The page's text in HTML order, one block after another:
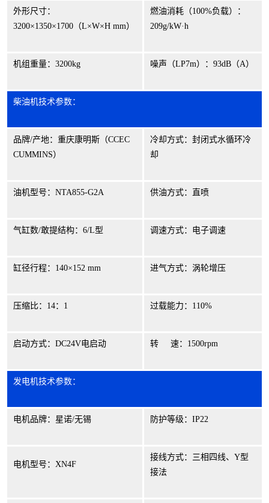
外形尺寸：
3200×1350×1700（L×W×H mm）
燃油消耗（100%负载）：
209g/kW·h
机组重量： 3200kg 噪声（LP7m）： 93dB（A）
柴油机技术参数：
品牌/产地：重庆康明斯（CCEC
CUMMINS）
冷却方式：封闭式水循环冷
却
油机型号： NTA855-G2A 供油方式：直喷
气缸数/敢提结构： 6/L型 调速方式：电子调速
缸径行程： 140×152 mm 进气方式：涡轮增压
压缩比： 14： 1 过载能力： 110%
启动方式： DC24V电启动 转 速： 1500rpm
发电机技术参数：
电机品牌：星诺/无锡 防护等级： IP22
电机型号： XN4F
接线方式：三相四线、 Y型
接法